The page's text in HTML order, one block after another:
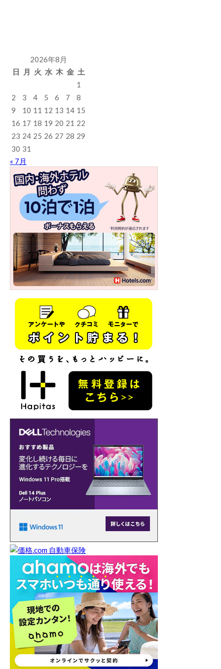
2026年8月
日
月 火 水 木 金 土
1
2
3 4 5 6 7
8
9
10 11 12 13 14 15
16 17 18 19 20 21 22
23 24 25 26 27 28 29
30 31
« 7月